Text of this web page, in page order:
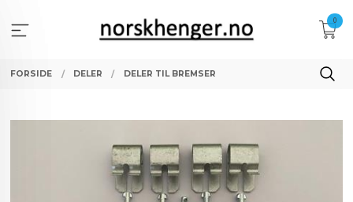
innholdet
0
FORSIDE DELER DELER TIL BREMSER